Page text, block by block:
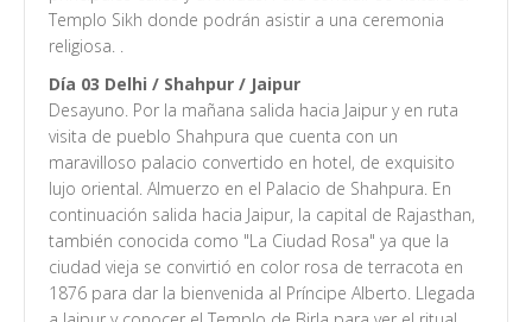
Templo Sikh donde podrán asistir a una ceremonia
religiosa.
Día 03 Delhi / Shahpur / Jaipur
Desayuno. Por la mañana salida hacia Jaipur y en ruta
visita de pueblo Shahpura que cuenta con un
maravilloso palacio convertido en hotel, de exquisito
lujo oriental. Almuerzo en el Palacio de Shahpura. En
continuación salida hacia Jaipur, la capital de Rajasthan,
también conocida como "La Ciudad Rosa" ya que la
ciudad vieja se convirtió en color rosa de terracota en
1876 para dar la bienvenida al Príncipe Alberto. Llegada